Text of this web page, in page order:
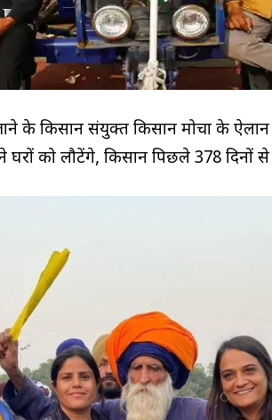
के किसान संयुक्त किसान मोर्चा के
को लौटेंगे, किसान पिछले 378 दिनों से